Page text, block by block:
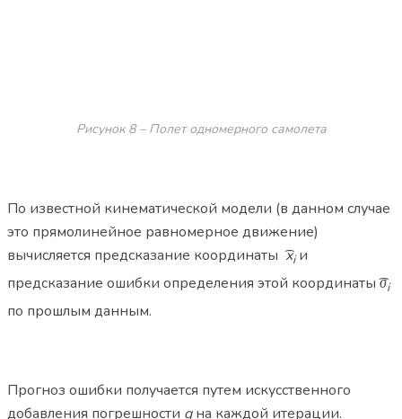
Рисунок 8 – Полет одномерного самолета
По известной кинематической модели (в данном случае
это прямолинейное равномерное движение)
вычисляется предсказание координаты ͡xiи
предсказание ошибки определения этой координаты ͡σi
по прошлым данным.
Прогноз ошибки получается путем искусственного
добавления погрешности qна каждой итерации.